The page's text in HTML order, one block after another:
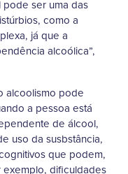
ser uma das
como a
já que a
alcoólica”,
alcoolismo pode
a pessoa está
de álcool,
uso da susbstância,
que podem,
exemplo, dificuldades